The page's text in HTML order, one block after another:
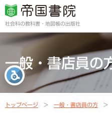
社会科の教科書・地図帳の出版社
一般・書店員の
トップページ 一般・書店員の方